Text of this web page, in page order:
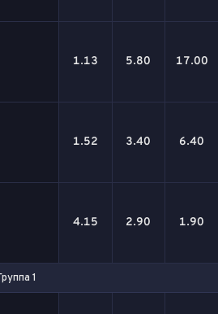
1.13 5.80 17.00
1.52 3.40 6.40
4.15 2.90 1.90
1